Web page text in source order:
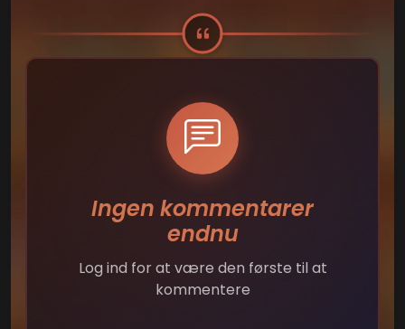
Ingen kommentarer
endnu
Log ind for at være den første til at
kommentere